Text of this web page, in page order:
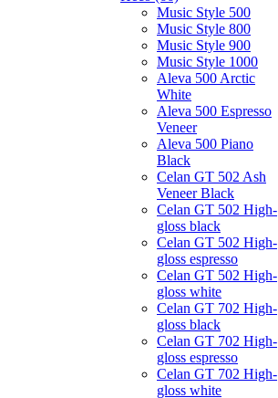
Music Style 500
Music Style 800
Music Style 900
Music Style 1000
Aleva 500 Arctic
White
Aleva 500 Espresso
Veneer
Aleva 500 Piano
Black
Celan GT 502 Ash
Veneer Black
Celan GT 502 High-
gloss black
Celan GT 502 High-
gloss espresso
Celan GT 502 High-
gloss white
Celan GT 702 High-
gloss black
Celan GT 702 High-
gloss espresso
Celan GT 702 High-
gloss white